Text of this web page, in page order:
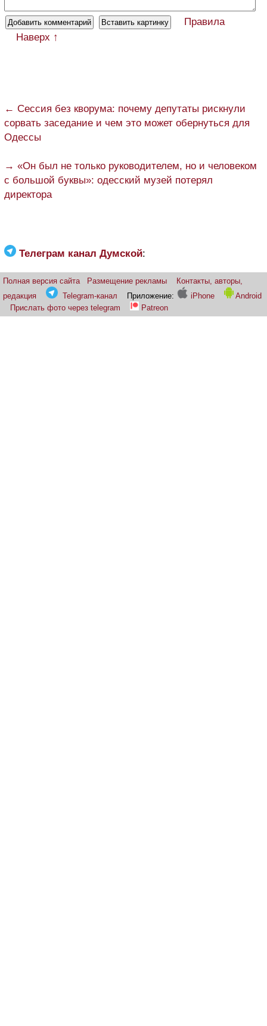
Правила
Наверх ↑
← Сессия без кворума: почему депутаты рискнули
сорвать заседание и чем это может обернуться для
Одессы
→ «Он был не только руководителем, но и человеком
с большой буквы»: одесский музей потерял
директора
Телеграм канал Думской:
Полная версия сайта Размещение рекламы
Контакты, авторы,
редакция
Telegram-канал Приложение: iPhone
Android
Прислать фото через telegram
Patreon